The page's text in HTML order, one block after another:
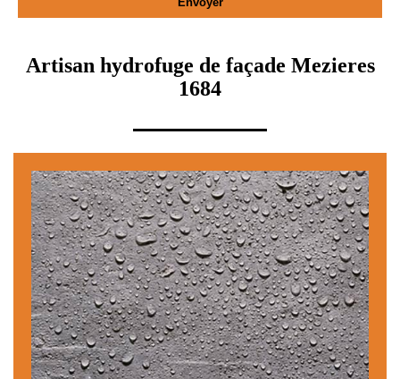
Artisan hydrofuge de façade Mezieres
1684